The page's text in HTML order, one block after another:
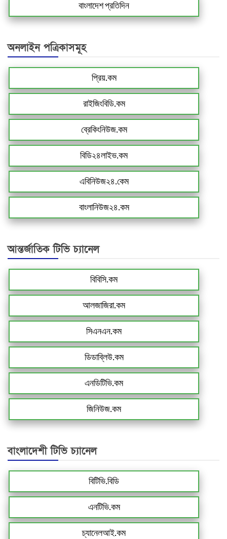
বাংলাদেশ প্রতিদিন
অনলাইন পত্রিকাসমূহ
প্রিয়.কম
রাইজিংবিডি.কম
ব্রেকিংনিউজ.কম
বিডি২৪লাইভ.কম
এবিনিউজ২৪.কেম
বাংলানিউজ২৪.কম
আন্তর্জাতিক টিভি চ্যানেল
বিবিসি.কম
আলজাজিরা.কম
সিএনএন.কম
ডিডাব্লিউ.কম
এনডিটিভি.কম
জিনিউজ.কম
বাংলাদেশী টিভি চ্যানেল
বিটিভি.বিডি
এনটিভি.কম
চ্যানেলআই.কম